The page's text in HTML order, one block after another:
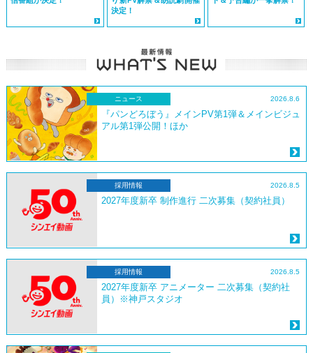
決定！
ニュース 2026.8.6
『パンどろぼう』メインPV第1弾＆メインビジュ
アル第1弾公開！ほか
採用情報 2026.8.5
2027年度新卒 制作進行 二次募集（契約社員）
採用情報 2026.8.5
2027年度新卒 アニメーター 二次募集（契約社
員）※神戸スタジオ